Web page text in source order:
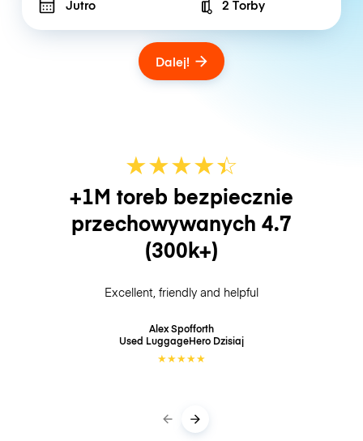
Jutro Number of bags
2 Torby
Dalej!
★★★★☆
★
+1M toreb bezpiecznie
przechowywanych 4.7
(300k+)
Excellent, friendly and helpful
Alex Spofforth
Used LuggageHero Dzisiaj
★★★★★